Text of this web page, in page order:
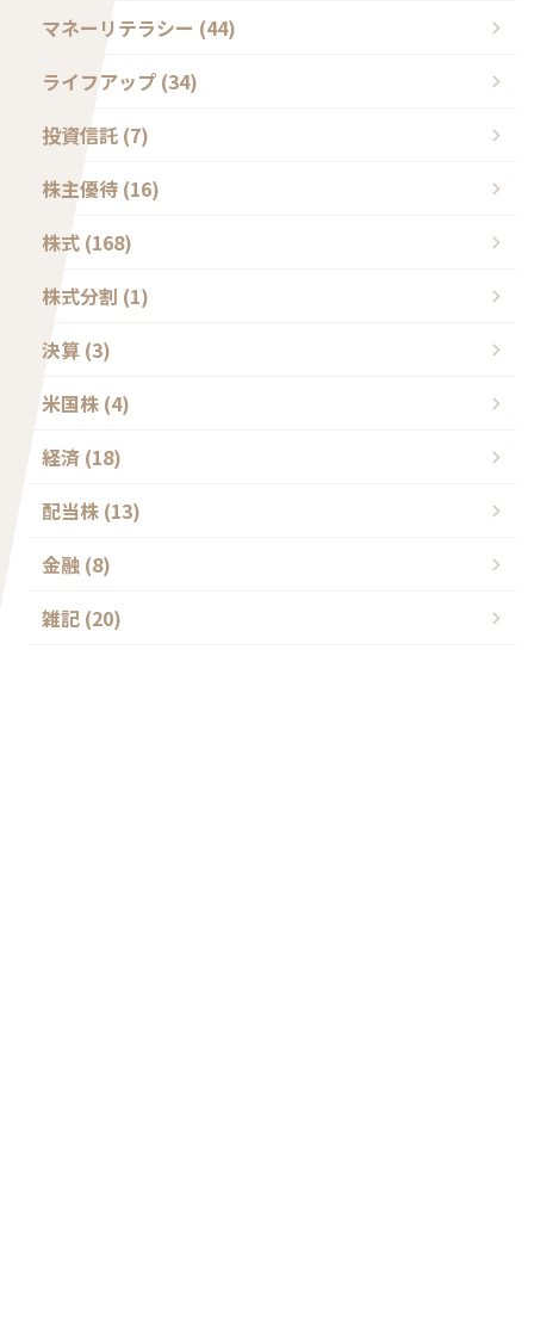
マネーリテラシー (44)
ライフアップ (34)
投資信託 (7)
株主優待 (16)
株式 (168)
株式分割 (1)
決算 (3)
米国株 (4)
経済 (18)
配当株 (13)
金融 (8)
雑記 (20)